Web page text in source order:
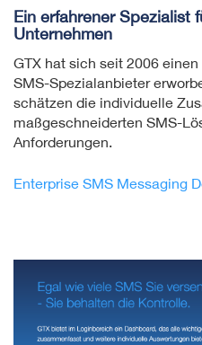
Ein erfahrener Spezialist
Unternehmen
GTX hat sich seit 2006
SMS-Spezial­an­bieter
schät­zen die individuelle
maßge­schnei­derten SMS-
Anforderungen.
Enterprise SMS Messaging